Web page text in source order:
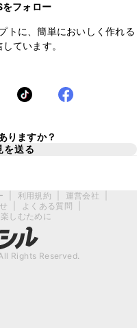
をフォロー
トに、簡単においしく作れる
ています。
りますか？
を送る
利用規約 運営会社
よくある質問
しむために
Rights Reserved.